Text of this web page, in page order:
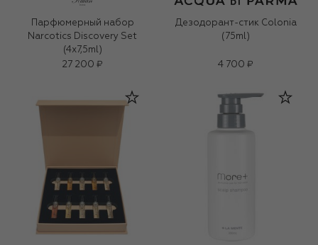
Парфюмерный набор
Narcotics Discovery Set
(4x7,5ml)
27 200 ₽
Дезодорант-стик Colonia
(75ml)
4 700 ₽